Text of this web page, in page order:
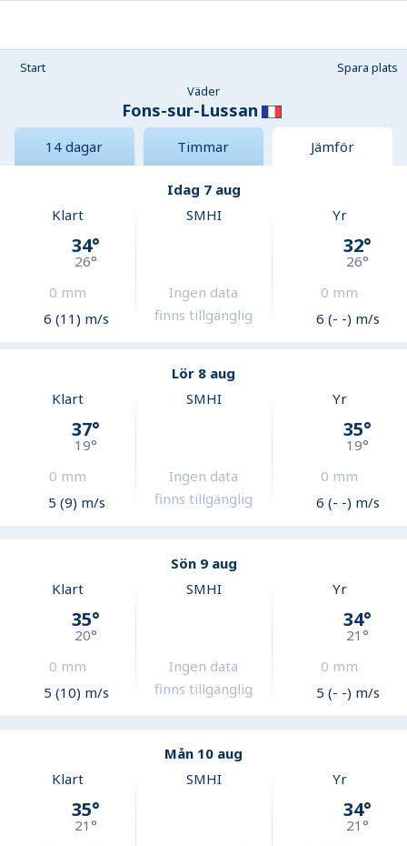
Start
Spara plats
Väder
Fons-sur-Lussan
14 dagar Timmar Jämför
Idag 7 aug
Klart
34°
26°
0 mm
6 (11) m/s
SMHI
Ingen data
finns tillgänglig
Yr
32°
26°
0 mm
6 (- -) m/s
Lör 8 aug
Klart
37°
19°
0 mm
5 (9) m/s
SMHI
Ingen data
finns tillgänglig
Yr
35°
19°
0 mm
6 (- -) m/s
Sön 9 aug
Klart
35°
20°
0 mm
5 (10) m/s
SMHI
Ingen data
finns tillgänglig
Yr
34°
21°
0 mm
5 (- -) m/s
Mån 10 aug
Klart
35°
21°
SMHI Yr
34°
21°